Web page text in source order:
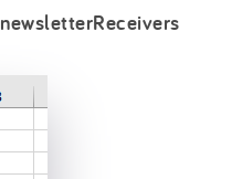
newsletterReceivers